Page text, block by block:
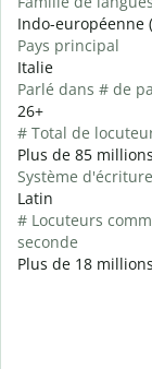
Indo-européenne
Pays principal
Italie
Parlé dans # de
26+
# Total de
Plus de 85 millions
Système
Latin
# Locuteurs
seconde
Plus de 18 millions